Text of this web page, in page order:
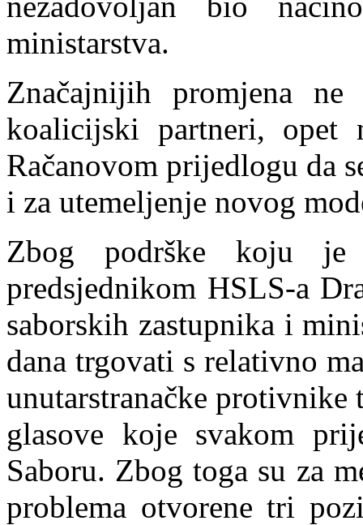
ministarstva.
Značajnijih promjena
koalicijski partneri, opet
Račanovom prijedlogu da
i za utemeljenje novog
Zbog podrške koju
predsjednikom HSLS-a
saborskih zastupnika i
dana trgovati s relativno
unutarstranačke protivnike
glasove koje svakom
Saboru. Zbog toga su za
problema otvorene tri